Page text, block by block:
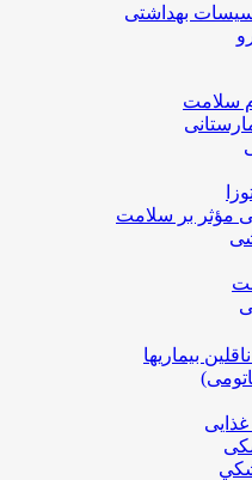
بهداشتی
سلامت
مؤثر بر سلامت
بیماریها